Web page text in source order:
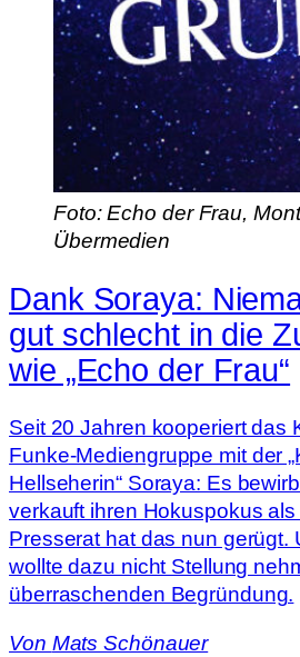
Foto: Echo der Frau,
Übermedien
Dank Soraya:
gut schlecht in die
wie „Echo der Frau“
Seit 20 Jahren kooperiert das
Funke-Mediengruppe mit der
Hellseherin“ Soraya: Es
verkauft ihren Hokuspokus
Presserat hat das nun gerügt.
wollte dazu nicht Stellung
überraschenden Begründung.
Von Mats Schönauer